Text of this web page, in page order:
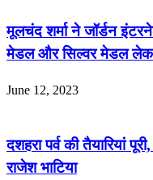
मूलचंद शर्मा ने जॉर्डन
मेडल और सिल्वर मेडल लेकर
June 12, 2023
दशहरा पर्व की तैयारियां
राजेश भाटिया